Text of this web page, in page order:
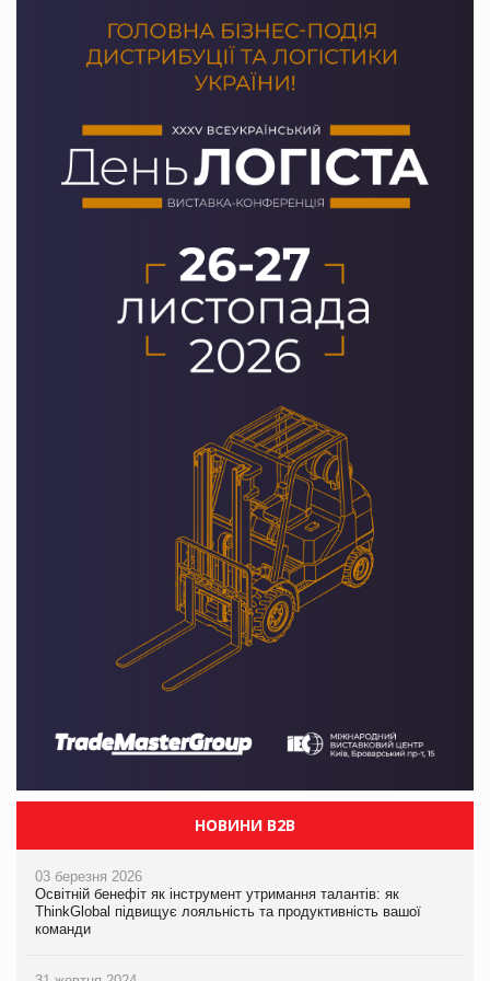
НОВИНИ B2B
03 березня 2026
Освітній бенефіт як інструмент утримання талантів: як
ThinkGlobal підвищує лояльність та продуктивність вашої
команди